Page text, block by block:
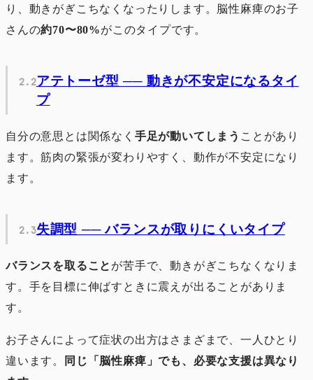
り、動きがぎこちなくなったりします。脳性麻痺のお子
さんの約70〜80%がこのタイプです。
アテトーゼ型 ── 動きが不安定になるタイ
プ
自分の意思とは関係なく 手足が動いてしまう ことがあり
ます。筋肉の緊張が変わりやすく、動作が不安定になり
ます。
失調型 ── バランスが取りにくいタイプ
バランスを取ること が苦手で、動きがぎこちなくなりま
す。手を目標に伸ばすときに震えが出ることがありま
す。
お子さんによって症状の出方はさまざまで、一人ひとり
違います。
同じ「脳性麻痺」でも、必要な支援は異なり